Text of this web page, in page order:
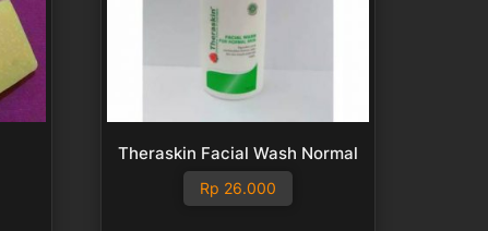
Theraskin Facial Wash Normal
Rp 26.000